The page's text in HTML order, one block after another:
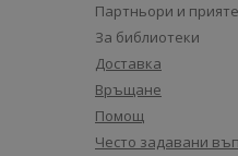
Партньори и
За библиотеки
Доставка
Връщане
Помощ
Често задавани